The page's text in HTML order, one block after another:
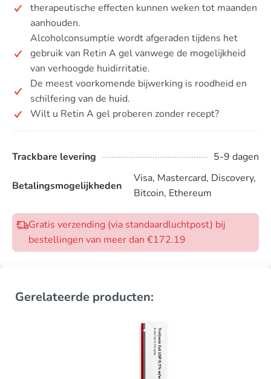
therapeutische effecten kunnen weken tot maanden
aanhouden.
Alcoholconsumptie wordt afgeraden tijdens het
gebruik van Retin A gel vanwege de mogelijkheid
van verhoogde huidirritatie.
De meest voorkomende bijwerking is roodheid en
schilfering van de huid.
Wilt u Retin A gel proberen zonder recept?
Trackbare levering 5-9 dagen
Betalingsmogelijkheden
Visa, Mastercard, Discovery,
Bitcoin, Ethereum
Gratis verzending (via standaardluchtpost) bij
bestellingen van meer dan €172.19
Gerelateerde producten: